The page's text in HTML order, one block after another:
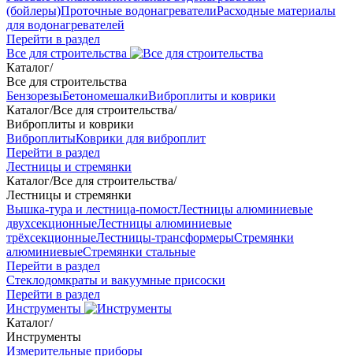
(бойлеры)Проточные водонагревателиРасходные материалы
для водонагревателей
Перейти в раздел
Все для строительства
Каталог/
Все для строительства
БензорезыБетономешалкиВиброплиты и коврики
Каталог/Все для строительства/
Виброплиты и коврики
ВиброплитыКоврики для виброплит
Перейти в раздел
Лестницы и стремянки
Каталог/Все для строительства/
Лестницы и стремянки
Вышка-тура и лестница-помостЛестницы алюминиевые
двухсекционныеЛестницы алюминиевые
трёхсекционныеЛестницы-трансформерыСтремянки
алюминиевыеСтремянки стальные
Перейти в раздел
Стеклодомкраты и вакуумные присоски
Перейти в раздел
Инструменты
Каталог/
Инструменты
Измерительные приборы